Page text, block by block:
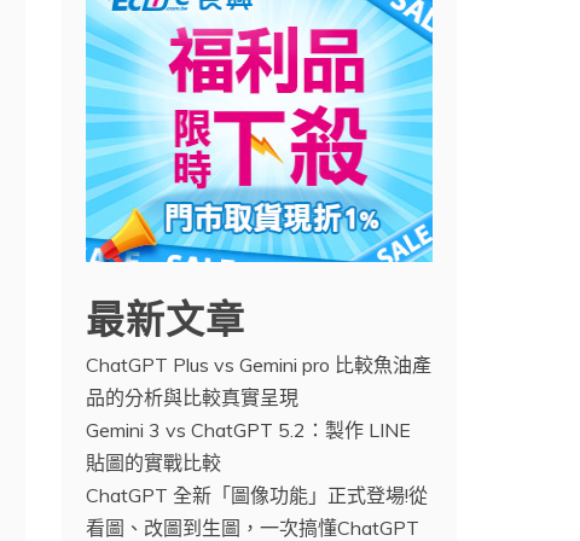
最新文章
ChatGPT Plus vs Gemini pro 比較魚油產
品的分析與比較真實呈現
Gemini 3 vs ChatGPT 5.2：製作 LINE
貼圖的實戰比較
ChatGPT 全新「圖像功能」正式登場!從
看圖、改圖到生圖，一次搞懂ChatGPT